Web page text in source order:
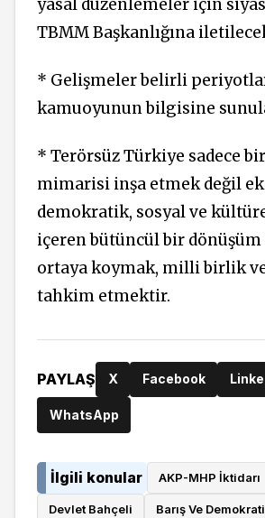
yasal düzenlemeler için
TBMM Başkanlığına
* Gelişmeler belirli
kamuoyunun bilgisine
* Terörsüz Türkiye sadece
mimarisi inşa etmek değil
demokratik, sosyal ve
içeren bütüncül bir
ortaya koymak, milli birlik
tahkim etmektir.
PAYLAŞ X Facebook
WhatsApp
İlgili konular AKP-MHP İktidarı
Devlet Bahçeli Barış Ve